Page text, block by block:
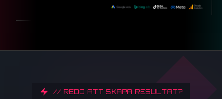
// REDO ATT SKAPA RESULTAT?